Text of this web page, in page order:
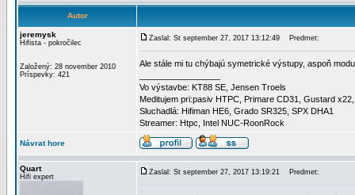
Autor
jeremysk
Hifista - pokročilec
Založený: 28 november 2010
Príspevky: 421
Zaslal: St september 27, 2017 13:12:49 Predmet:
Ale stále mi tu chýbajú symetrické výstupy, aspoň
Vo výstavbe: KT88 SE, Jensen Troels
Meditujem pri:pasiv HTPC, Primare CD31, Gustard
Sluchadlá: Hifiman HE6, Grado SR325, SPX DHA1
Streamer: Htpc, Intel NUC-RoonRock
Návrat hore
Quart
Hifi expert
Zaslal: St september 27, 2017 13:19:21 Predmet: